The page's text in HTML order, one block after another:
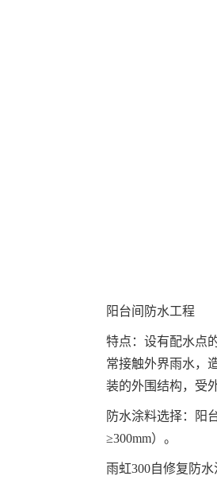
阳台间防水工程
特点：设有配水点
常接触外界雨水，
装的外围结构，受
防水涂料选择：阳
≥300mm）。
雨虹300自修复防水